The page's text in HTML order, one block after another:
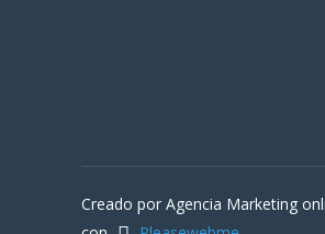
Creado por Agencia Marketing